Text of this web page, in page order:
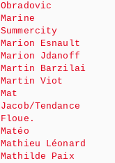
Obradovic
Marine
Summercity
Marion Esnault
Marion Jdanoff
Martin Barzilai
Martin Viot
Mat
Jacob/Tendance
Floue.
Matéo
Mathieu Léonard
Mathilde Paix